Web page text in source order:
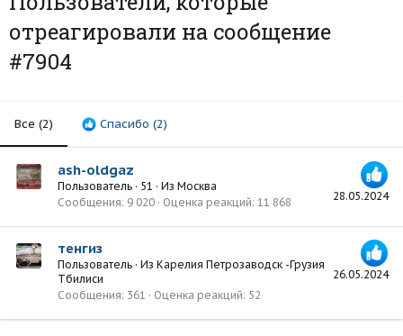
отреагировали на сообщение
#7904
Все (2) Спасибо (2)
28.05.2024
ash-oldgaz
Пользователь · 51 · Из Москва
Сообщения 9 020 Оценка реакций 11 868
26.05.2024
тенгиз
Пользователь · Из Карелия Петрозаводск -Грузия
Тбилиси
Сообщения 361 Оценка реакций 52